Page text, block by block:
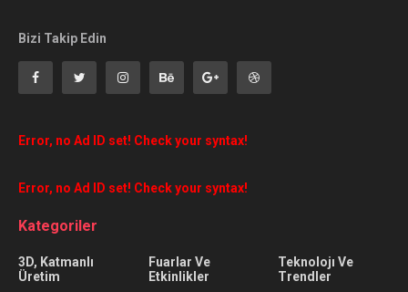
Bizi Takip Edin
Error, no Ad ID set! Check your syntax!
Error, no Ad ID set! Check your syntax!
Kategoriler
3D, Katmanlı
Üretim
Fuarlar Ve
Etkinlikler
Teknolojı Ve
Trendler